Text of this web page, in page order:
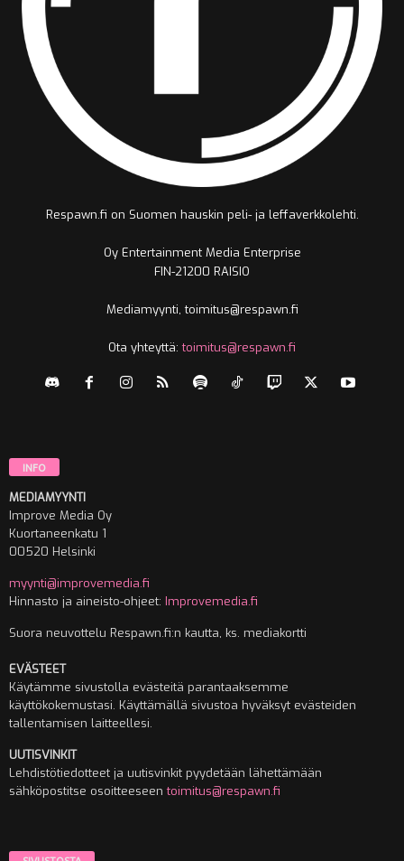
Respawn.fi on Suomen hauskin peli- ja leffaverkkolehti.
Oy Entertainment Media Enterprise
FIN-21200 RAISIO
Mediamyynti, toimitus@respawn.fi
Ota yhteyttä:toimitus@respawn.fi
INFO
MEDIAMYYNTI
Improve Media Oy
Kuortaneenkatu 1
00520 Helsinki
myynti@improvemedia.fi
Hinnasto ja aineisto-ohjeet: Improvemedia.fi
Suora neuvottelu Respawn.fi:n kautta, ks. mediakortti
EVÄSTEET
Käytämme sivustolla evästeitä parantaaksemme
käyttökokemustasi. Käyttämällä sivustoa hyväksyt evästeiden
tallentamisen laitteellesi.
UUTISVINKIT
Lehdistötiedotteet ja uutisvinkit pyydetään lähettämään
sähköpostitse osoitteeseentoimitus@respawn.fi